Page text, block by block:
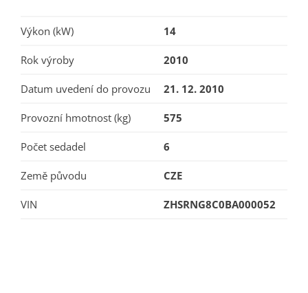
Výkon (kW) 14
Rok výroby 2010
Datum uvedení do provozu 21. 12. 2010
Provozní hmotnost (kg) 575
Počet sedadel 6
Země původu CZE
VIN ZHSRNG8C0BA000052